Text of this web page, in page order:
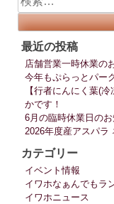
索:
最近の投稿
店舗営業一時休業の
今年もぷらっとパー
【行者にんにく葉(
かです！
6月の臨時休業日の
2026年度産アスパラ
カテゴリー
イベント情報
イワホなぁんでもラ
イワホニュース